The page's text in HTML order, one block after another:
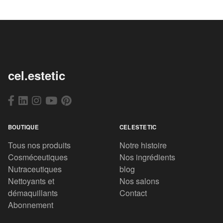
cel.estetic
BOUTIQUE
Tous nos produits
Cosméceutiques
Nutraceutiques
Nettoyants et
démaquillants
Abonnement
CELESTETIC
Notre histoire
Nos ingrédients
blog
Nos salons
Contact